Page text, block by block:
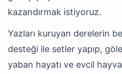
kazandırmak istiyoruz.
Yazları kuruyan derelerin
desteği ile setler yapıp,
yaban hayatı ve evcil